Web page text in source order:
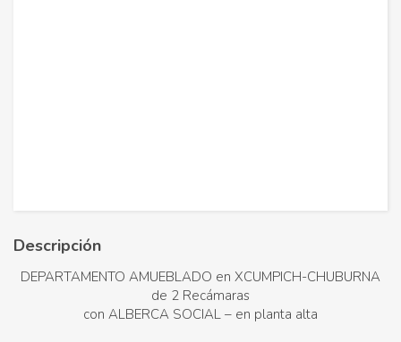
Descripción
DEPARTAMENTO AMUEBLADO en XCUMPICH-CHUBURNA
de 2 Recámaras
con ALBERCA SOCIAL – en planta alta